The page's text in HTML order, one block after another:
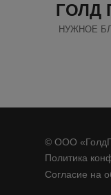
ГОЛД
НУЖНОЕ
© ООО
Политика
Согласие на